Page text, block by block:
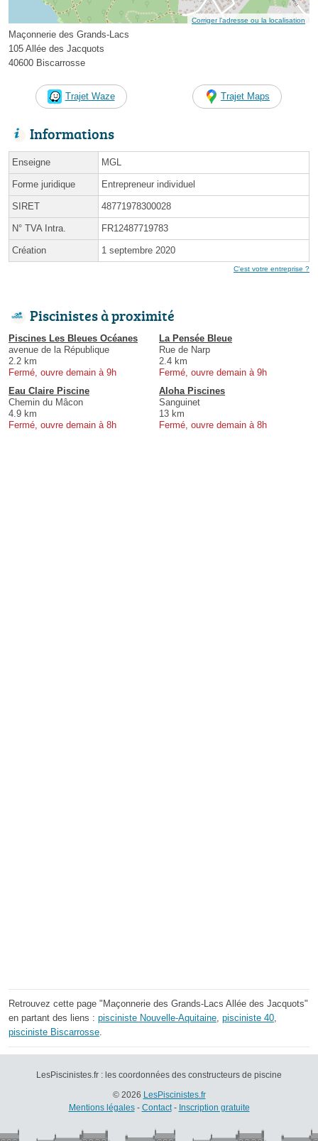
Corriger l’adresse ou la localisation
Maçonnerie des Grands-Lacs
105 Allée des Jacquots
40600 Biscarrosse
Trajet Waze Trajet Maps
Informations
Enseigne MGL
Forme juridique Entrepreneur individuel
SIRET 48771978300028
N° TVA Intra. FR12487719783
Création 1 septembre 2020
C'est votre entreprise ?
Piscinistes à proximité
Piscines Les Bleues Océanes
avenue de la République
2.2 km
Fermé, ouvre demain à 9h
La Pensée Bleue
Rue de Narp
2.4 km
Fermé, ouvre demain à 9h
Eau Claire Piscine
Chemin du Mâcon
4.9 km
Fermé, ouvre demain à 8h
Aloha Piscines
Sanguinet
13 km
Fermé, ouvre demain à 8h
Retrouvez cette page "Maçonnerie des Grands-Lacs Allée des Jacquots"
en partant des liens : pisciniste Nouvelle-Aquitaine, pisciniste 40,
pisciniste Biscarrosse.
LesPiscinistes.fr : les coordonnées des constructeurs de piscine
© 2026 LesPiscinistes.fr
Mentions légales- Contact- Inscription gratuite